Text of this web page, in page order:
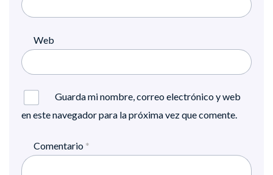
Web
Guarda mi nombre, correo electrónico y web
en este navegador para la próxima vez que comente.
Comentario *